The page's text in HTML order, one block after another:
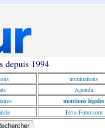
depuis 1994
nominations
Agenda
mentions légales
Terre-Futur.com